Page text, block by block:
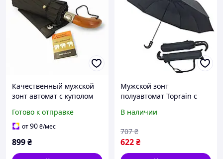
Качественный мужской
зонт автомат с куполом
ELEPHANTS на 16 спиц
Антишторм
Готово к отправке
от90₴/мес
899₴
Мужской зонт
полуавтомат Toprain с
спиц #09011
В наличии
622₴
707 ₴